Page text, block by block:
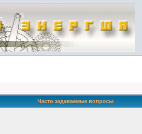
Часто задаваемые вопросы